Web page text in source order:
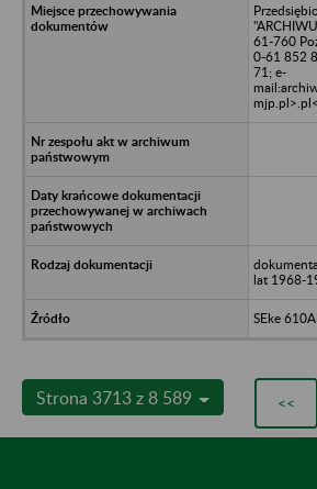
61-760
0-61 852
71; e-
lat 1968-
SEke
Strona 3713 z 8 589 <<